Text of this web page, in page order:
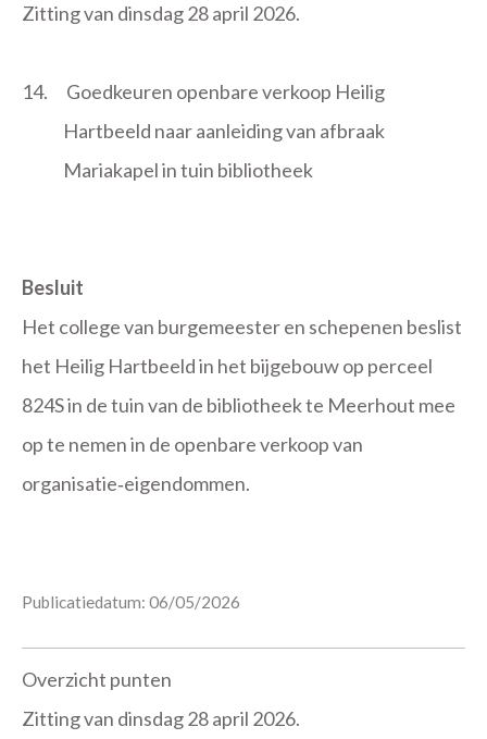
Zitting van dinsdag 28 april 2026.
14.
Goedkeuren openbare verkoop Heilig
Hartbeeld naar aanleiding van afbraak
Mariakapel in tuin bibliotheek
Besluit
Het college van burgemeester en schepenen beslist
het Heilig Hartbeeld in het bijgebouw op perceel
824S in de tuin van de bibliotheek te Meerhout mee
op te nemen in de openbare verkoop van
organisatie‑eigendommen.
Publicatiedatum: 06/05/2026
Overzicht punten
Zitting van dinsdag 28 april 2026.